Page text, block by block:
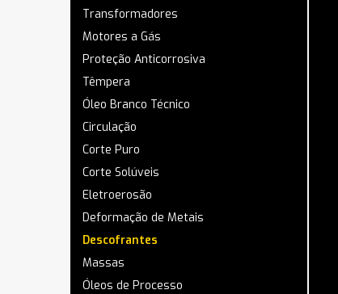
Transformadores
Motores a Gás
Proteção Anticorrosiva
Têmpera
Óleo Branco Técnico
Circulação
Corte Puro
Corte Solúveis
Eletroerosão
Deformação de Metais
Descofrantes
Massas
Óleos de Processo